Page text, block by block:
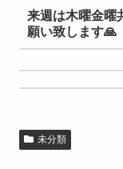
来週は木曜金曜
願い致します🙏
未分類